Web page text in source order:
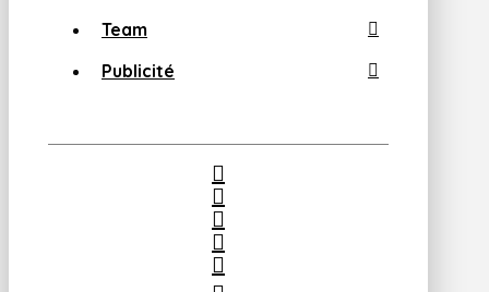
Team
Publicité